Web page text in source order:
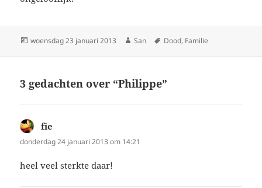
Geplaatst
woensdag 23 januari 2013 Auteur
San Tags
Dood, Familie
3 gedachten over “Philippe”
fie
donderdag 24 januari 2013 om 14:21
heel veel sterkte daar!